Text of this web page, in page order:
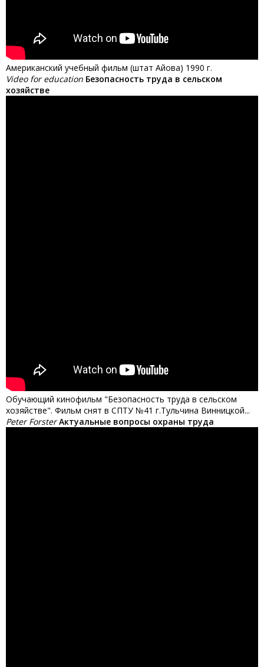
Американский учебный фильм (штат Айова) 1990 г.
Video for education Безопасность труда в сельском
хозяйстве
Обучающий кинофильм "Безопасность труда в сельском
хозяйстве". Фильм снят в СПТУ №41 г.Тульчина Винницкой...
Peter Forster Актуальные вопросы охраны труда